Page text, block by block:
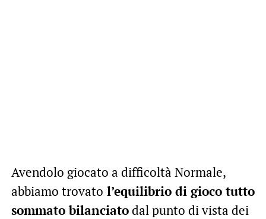
Avendolo giocato a difficoltà Normale,
abbiamo trovato l’equilibrio di gioco tutto
sommato bilanciatodal punto di vista dei